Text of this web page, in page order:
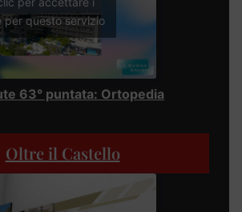
per questo servizio
63° puntata: Ortopedia
Oltre il Castello